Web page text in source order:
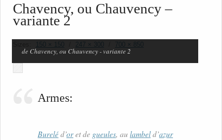
Chavency, ou Chauvency –
variante 2
150 × 150 247 × 300 700 × 850
de Chavency, ou Chauvency - variante 2
Armes:
Bureléd’oret de gueules, au lambeld’azur